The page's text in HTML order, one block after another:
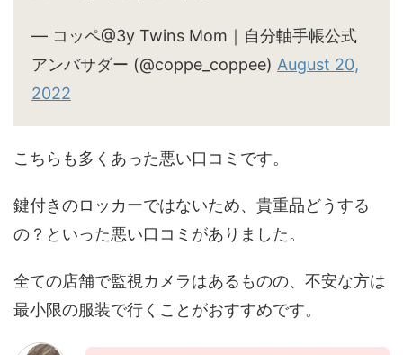
— コッペ@3y Twins Mom｜自分軸手帳公式
アンバサダー (@coppe_coppee) August 20,
2022
こちらも多くあった悪い口コミです。
鍵付きのロッカーではないため、貴重品どうする
の？といった悪い口コミがありました。
全ての店舗で監視カメラはあるものの、不安な方は
最小限の服装で行くことがおすすめです。